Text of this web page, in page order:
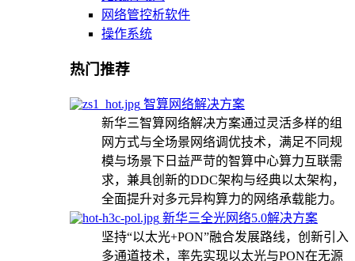
网络管控析软件
操作系统
热门推荐
智算网络解决方案
新华三智算网络解决方案通过灵活多样的组
网方式与全场景网络调优技术，满足不同规
模与场景下日益严苛的智算中心算力互联需
求，兼具创新的DDC架构与经典以太架构，
全面提升对多元异构算力的网络承载能力。
新华三全光网络5.0解决方案
坚持“以太光+PON”融合发展路线，创新引入
多通道技术，率先实现以太光与PON在无源